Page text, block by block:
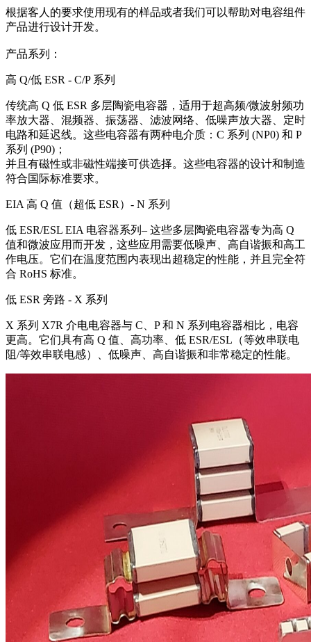
根据客人的要求使用现有的样品或者我们可以帮助对电容组件
产品进行设计开发。
产品系列：
高 Q/低 ESR - C/P 系列
传统高 Q 低 ESR 多层陶瓷电容器，适用于超高频/微波射频功
率放大器、混频器、振荡器、滤波网络、低噪声放大器、定时
电路和延迟线。这些电容器有两种电介质：C 系列 (NP0) 和 P
系列 (P90)；
并且有磁性或非磁性端接可供选择。这些电容器的设计和制造
符合国际标准要求。
EIA 高 Q 值（超低 ESR）- N 系列
低 ESR/ESL EIA 电容器系列– 这些多层陶瓷电容器专为高 Q
值和微波应用而开发，这些应用需要低噪声、高自谐振和高工
作电压。它们在温度范围内表现出超稳定的性能，并且完全符
合 RoHS 标准。
低 ESR 旁路 - X 系列
X 系列 X7R 介电电容器与 C、P 和 N 系列电容器相比，电容
更高。它们具有高 Q 值、高功率、低 ESR/ESL（等效串联电
阻/等效串联电感）、低噪声、高自谐振和非常稳定的性能。